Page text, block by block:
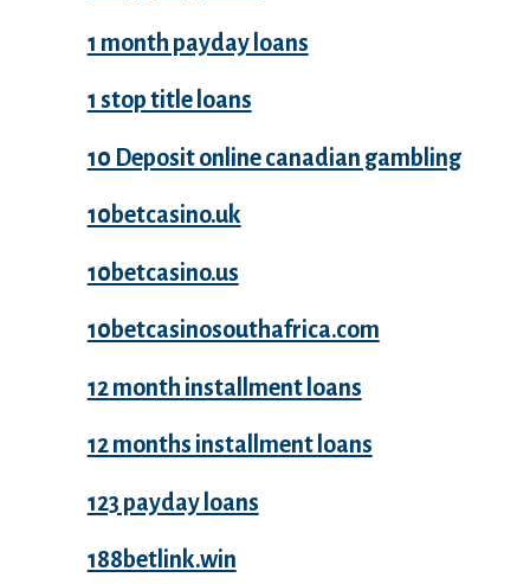
1 month payday loans
1 stop title loans
10 Deposit online canadian gambling
10betcasino.uk
10betcasino.us
10betcasinosouthafrica.com
12 month installment loans
12 months installment loans
123 payday loans
188betlink.win